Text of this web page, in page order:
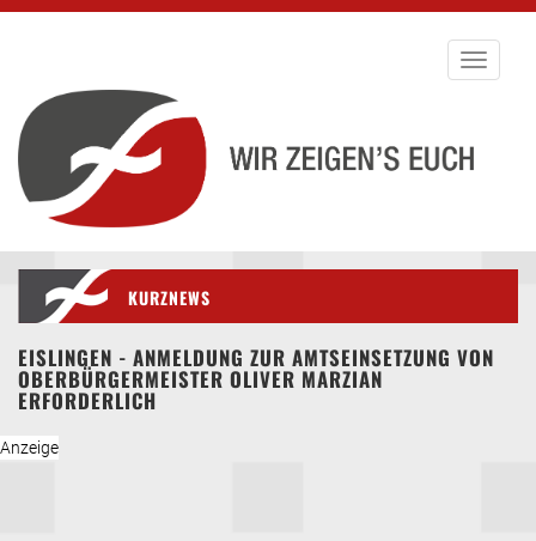
Toggle
KURZNEWS
EISLINGEN - ANMELDUNG ZUR AMTSEINSETZUNG VON
OBERBÜRGERMEISTER OLIVER MARZIAN
ERFORDERLICH